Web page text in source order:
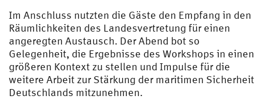
Im Anschluss nutzten die Gäste den Empfang in den
Räumlichkeiten des Landesvertretung für einen
angeregten Austausch. Der Abend bot so
Gelegenheit, die Ergebnisse des Workshops in einen
größeren Kontext zu stellen und Impulse für die
weitere Arbeit zur Stärkung der maritimen Sicherheit
Deutschlands mitzunehmen.